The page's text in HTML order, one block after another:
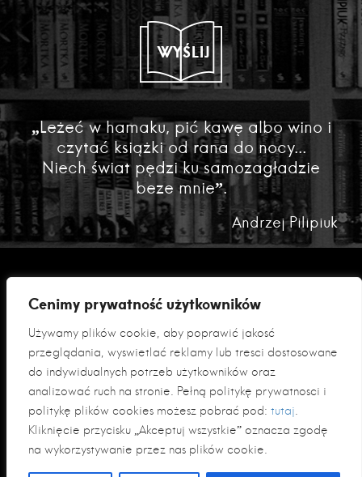
Cenimy prywatność użytkowników
Używamy plików cookie, aby poprawić jakość
przeglądania, wyświetlać reklamy lub treści dostosowane
do indywidualnych potrzeb użytkowników oraz
analizować ruch na stronie. Pełną politykę prywatności i
politykę plików cookies możesz pobrać pod: tutaj.
Kliknięcie przycisku „Akceptuj wszystkie” oznacza zgodę
na wykorzystywanie przez nas plików cookie.
WYŚLIJ
„Leżeć w hamaku, pić kawę albo wino i
czytać książki od rana do nocy...
Niech świat pędzi ku samozagładzie
beze mnie”.
Andrzej Pilipiuk
Polityka prywatności
Klauzula informacyjna RODO